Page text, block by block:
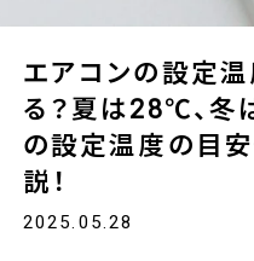
エアコンの設定
る？夏は28℃、冬
の設定温度の目
説！
2025.05.28